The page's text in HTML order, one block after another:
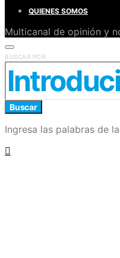
QUIENES SOMOS
Multicanal de opinión y
BUSCAR POR:
Buscar
Ingresa las palabras de